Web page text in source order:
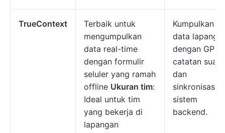
TrueContext
Terbaik untuk
mengumpulkan
data real-time
dengan formulir
seluler yang ramah
offline Ukuran tim:
Ideal untuk tim
yang bekerja di
lapangan
Kumpulkan
data
dengan GPS,
catatan
dan
sinkronisasi
sistem
backend.